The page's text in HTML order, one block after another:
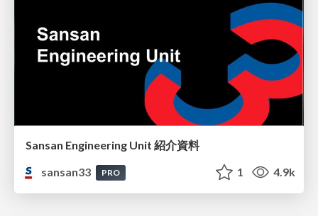
Sansan Engineering Unit 紹介資料
sansan33
PRO 1 4.9k